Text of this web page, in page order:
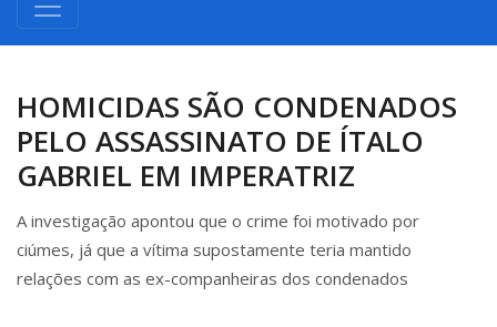
HOMICIDAS SÃO CONDENADOS
PELO ASSASSINATO DE ÍTALO
GABRIEL EM IMPERATRIZ
A investigação apontou que o crime foi motivado por
ciúmes, já que a vítima supostamente teria mantido
relações com as ex-companheiras dos condenados